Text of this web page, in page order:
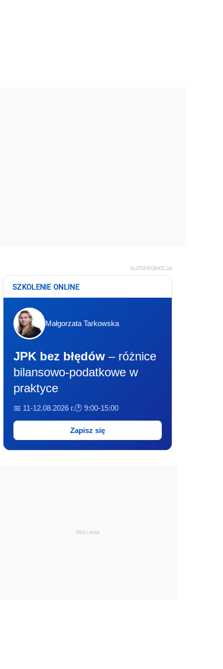
AUTOPROMOCJA
SZKOLENIE ONLINE
Małgorzata Tarkowska
JPK bez błędów – różnice
bilansowo-podatkowe w
praktyce
📅 11-12.08.2026 r.🕐 9:00-15:00
Zapisz się
REKLAMA